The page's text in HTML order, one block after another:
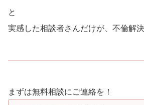
と
実感した相談者さんだけが、不倫解
まずは無料相談にご連絡を！